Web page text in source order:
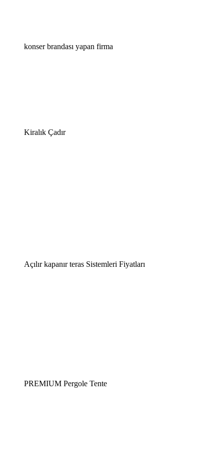
konser brandası yapan firma
Kiralık Çadır
Açılır kapanır teras Sistemleri Fiyatları
PREMIUM Pergole Tente